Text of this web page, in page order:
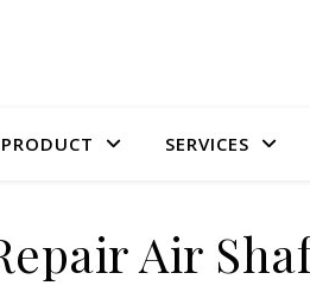
PRODUCT SERVICES
Air